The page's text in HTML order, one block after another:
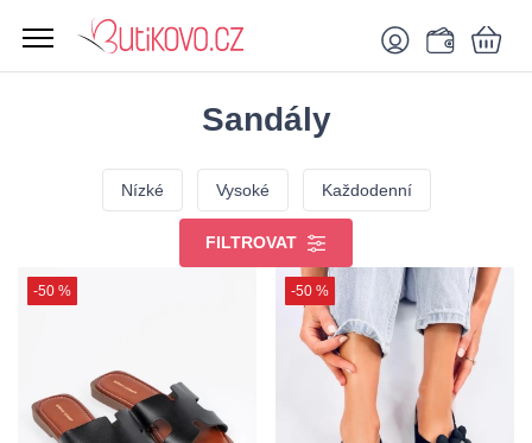
Sandály
Nízké Vysoké Každodenní
FILTROVAT
-50 % -50 %